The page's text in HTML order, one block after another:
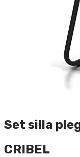
Set silla
CRIBEL